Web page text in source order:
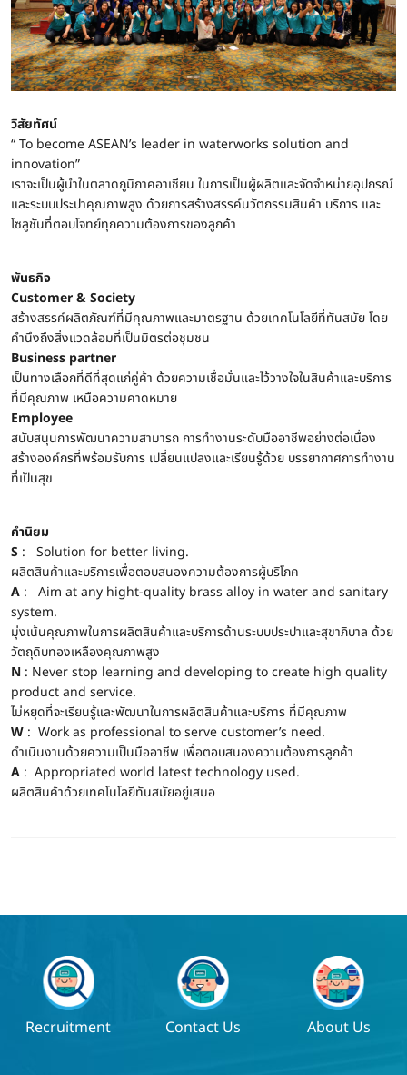
วิสัยทัศน์
“ To become ASEAN’s leader in waterworks solution and
innovation”
เราจะเป็นผู้นำในตลาดภูมิภาคอาเซียน ในการเป็นผู้ผลิตและจัดจำหน่ายอุปกรณ์
และระบบประปาคุณภาพสูง ด้วยการสร้างสรรค์นวัตกรรมสินค้า บริการ และ
โซลูชันที่ตอบโจทย์ทุกความต้องการของลูกค้า
พันธกิจ
Customer & Society
สร้างสรรค์ผลิตภัณฑ์ที่มีคุณภาพและมาตรฐาน ด้วยเทคโนโลยีที่ทันสมัย โดย
คำนึงถึงสิ่งแวดล้อมที่เป็นมิตรต่อชุมชน
Business partner
เป็นทางเลือกที่ดีที่สุดแก่คู่ค้า ด้วยความเชื่อมั่นและไว้วางใจในสินค้าและบริการ
ที่มีคุณภาพ เหนือความคาดหมาย
Employee
สนับสนุนการพัฒนาความสามารถ การทำงานระดับมืออาชีพอย่างต่อเนื่อง
สร้างองค์กรที่พร้อมรับการ เปลี่ยนแปลงและเรียนรู้ด้วย บรรยากาศการทำงาน
ที่เป็นสุข
คำนิยม
S : Solution for better living.
ผลิตสินค้าและบริการเพื่อตอบสนองความต้องการผู้บริโภค
A : Aim at any hight-quality brass alloy in water and sanitary
system.
มุ่งเน้นคุณภาพในการผลิตสินค้าและบริการด้านระบบประปาและสุขาภิบาล ด้วย
วัตถุดิบทองเหลืองคุณภาพสูง
N : Never stop learning and developing to create high quality
product and service.
ไม่หยุดที่จะเรียนรู้และพัฒนาในการผลิตสินค้าและบริการ ที่มีคุณภาพ
W : Work as professional to serve customer’s need.
ดำเนินงานด้วยความเป็นมืออาชีพ เพื่อตอบสนองความต้องการลูกค้า
A : Appropriated world latest technology used.
ผลิตสินค้าด้วยเทคโนโลยีทันสมัยอยู่เสมอ
Recruitment Contact Us About Us